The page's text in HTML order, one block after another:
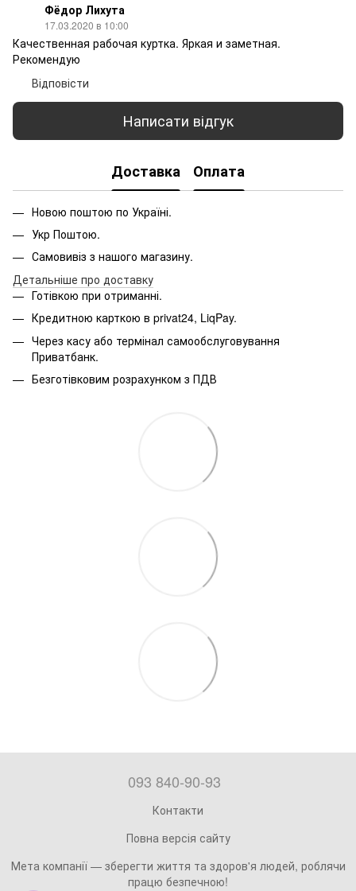
Фёдор Лихута
17.03.2020 в 10:00
Качественная рабочая куртка. Яркая и заметная.
Рекомендую
Відповісти
Написати відгук
Доставка Оплата
Новою поштою по Україні.
Укр Поштою.
Самовивіз з нашого магазину.
Детальніше про доставку
Готівкою при отриманні.
Кредитною карткою в privat24, LiqPay.
Через касу або термінал самообслуговування
Приватбанк.
Безготівковим розрахунком з ПДВ
093 840-90-93
Контакти
Повна версія сайту
Мета компанії — зберегти життя та здоров'я людей, роблячи
працю безпечною!